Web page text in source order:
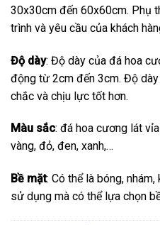
30x30cm đến 60x60cm. Phụ
trình và yêu cầu của khách
Độ dày: Độ dày của đá hoa
động từ 2cm đến 3cm. Độ
chắc và chịu lực tốt hơn.
Màu sắc: đá hoa cương lát
vàng, đỏ, đen, xanh,…
Bề mặt: Có thể là bóng,
sử dụng mà có thể lựa chọn